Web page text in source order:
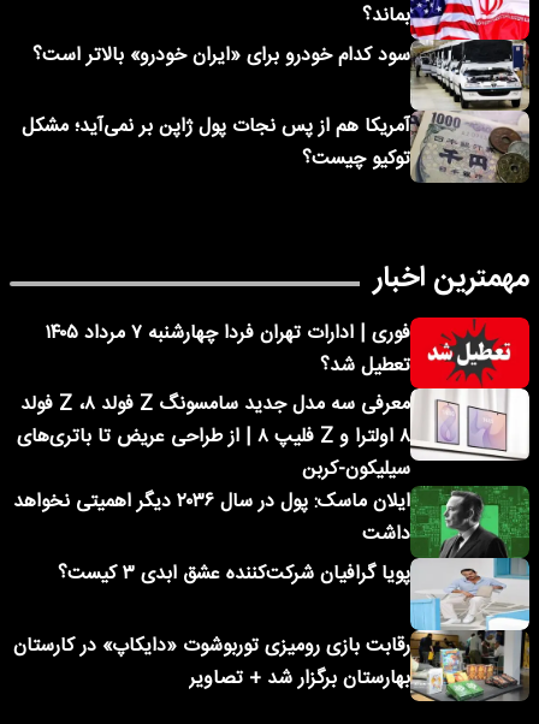
بماند؟
سود کدام خودرو برای «ایران خودرو» بالاتر است؟
آمریکا هم از پس نجات پول ژاپن بر نمی‌آید؛ مشکل
توکیو چیست؟
مهمترین اخبار
فوری | ادارات تهران فردا چهارشنبه ۷ مرداد ۱۴۰۵
تعطیل شد؟
معرفی سه مدل جدید سامسونگ Z فولد ۸، Z فولد
۸ اولترا و Z فلیپ ۸ | از طراحی عریض تا باتری‌های
سیلیکون-کربن
ایلان ماسک: پول در سال ۲۰۳۶ دیگر اهمیتی نخواهد
داشت
پویا گرافیان شرکت‌کننده عشق ابدی ۳ کیست؟
رقابت بازی رومیزی توربوشوت «دایکاپ» در کارستان
بهارستان برگزار شد + تصاویر